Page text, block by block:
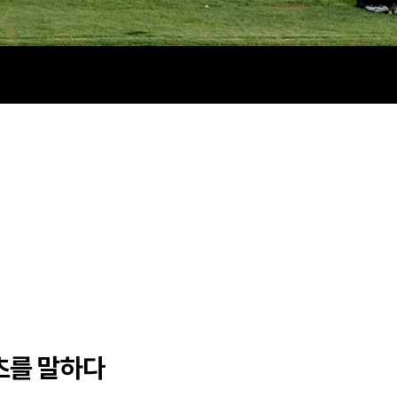
말하다